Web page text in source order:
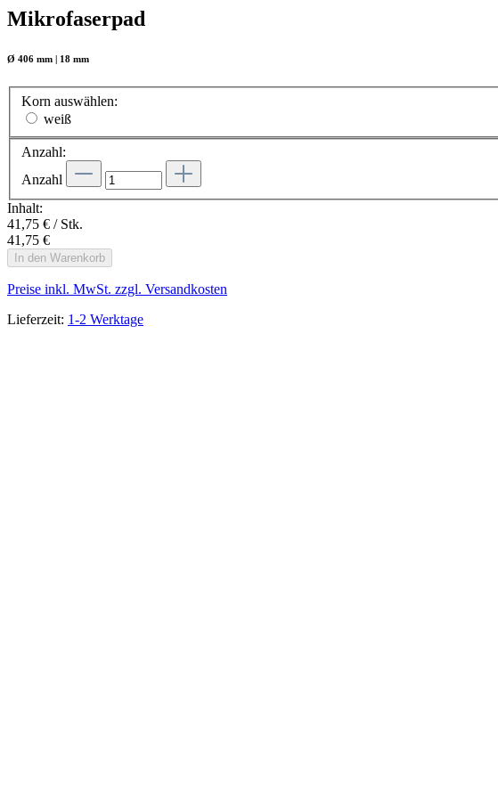
Mikrofaserpad
Ø 406 mm | 18 mm
Korn auswählen:
weiß
Anzahl:
Anzahl
Inhalt:
41,75 € / Stk.
41,75 €
In den Warenkorb
Preise inkl. MwSt. zzgl. Versandkosten
Lieferzeit: 1-2 Werktage